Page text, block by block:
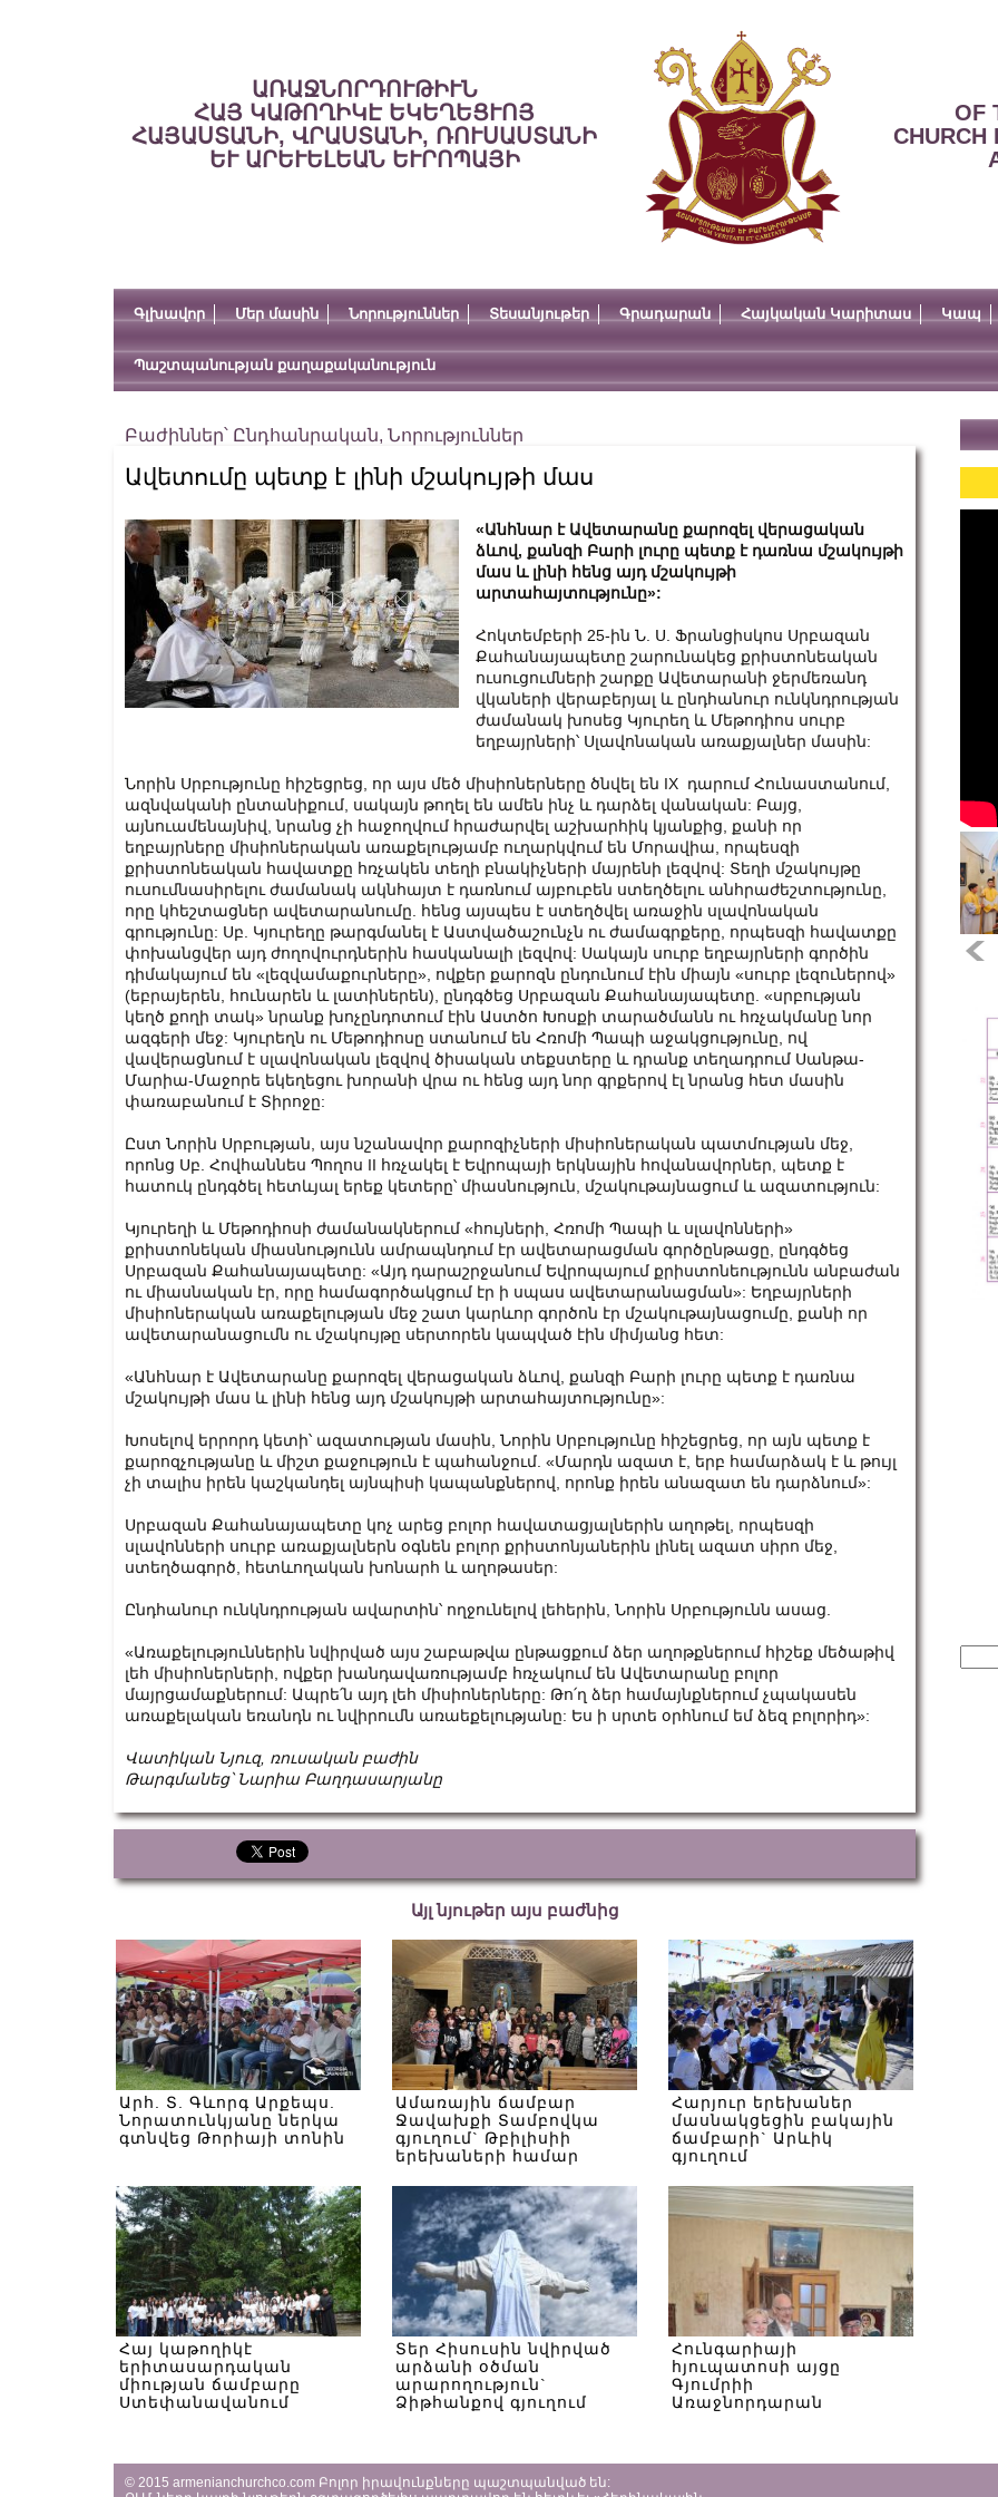
ԱՌԱՋՆՈՐԴՈՒԹԻՒՆ
ՀԱՅ ԿԱԹՈՂԻԿԷ ԵԿԵՂԵՑՒՈՅ
ՀԱՅԱՍՏԱՆԻ, ՎՐԱՍՏԱՆԻ, ՌՈՒՍԱՍՏԱՆԻ
ԵՒ ԱՐԵՒԵԼԵԱՆ ԵՒՐՈՊԱՅԻ
OF
CHURCH
Գլխավոր Մեր մասին Նորություններ Տեսանյութեր Գրադարան Հայկական Կարիտաս Կապ
Պաշտպանության քաղաքականություն
Բաժիններ՝ Ընդհանրական, Նորություններ
Ավետումը պետք է լինի մշակույթի մաս
«Անհնար է Ավետարանը քարոզել վերացական
ձևով, քանզի Բարի լուրը պետք է դառնա մշակույթի
մաս և լինի հենց այդ մշակույթի
արտահայտությունը»:
Հոկտեմբերի 25-ին Ն. Ս. Ֆրանցիսկոս Սրբազան
Քահանայապետը շարունակեց քրիստոնեական
ուսուցումների շարքը Ավետարանի ջերմեռանդ
վկաների վերաբերյալ և ընդհանուր ունկնդրության
ժամանակ խոսեց Կյուրեղ և Մեթոդիոս սուրբ
եղբայրների՝ Սլավոնական առաքյալներ մասին:
Նորին Սրբությունը հիշեցրեց, որ այս մեծ միսիոներները ծնվել են IX դարում Հունաստանում,
ազնվականի ընտանիքում, սակայն թողել են ամեն ինչ և դարձել վանական: Բայց,
այնուամենայնիվ, նրանց չի հաջողվում հրաժարվել աշխարհիկ կյանքից, քանի որ
եղբայրները միսիոներական առաքելությամբ ուղարկվում են Մորավիա, որպեսզի
քրիստոնեական հավատքը հռչակեն տեղի բնակիչների մայրենի լեզվով: Տեղի մշակույթը
ուսումնասիրելու ժամանակ ակնհայտ է դառնում այբուբեն ստեղծելու անհրաժեշտությունը,
որը կհեշտացներ ավետարանումը. հենց այսպես է ստեղծվել առաջին սլավոնական
գրությունը: Սբ. Կյուրեղը թարգմանել է Աստվածաշունչն ու ժամագրքերը, որպեսզի հավատքը
փոխանցվեր այդ ժողովուրդներին հասկանալի լեզվով: Սակայն սուրբ եղբայրների գործին
դիմակայում են «լեզվամաքուրները», ովքեր քարոզն ընդունում էին միայն «սուրբ լեզուներով»
(եբրայերեն, հունարեն և լատիներեն), ընդգծեց Սրբազան Քահանայապետը. «սրբության
կեղծ քողի տակ» նրանք խոչընդոտում էին Աստծո Խոսքի տարածմանն ու հռչակմանը նոր
ազգերի մեջ: Կյուրեղն ու Մեթոդիոսը ստանում են Հռոմի Պապի աջակցությունը, ով
վավերացնում է սլավոնական լեզվով ծիսական տեքստերը և դրանք տեղադրում Սանթա-
Մարիա-Մաջորե եկեղեցու խորանի վրա ու հենց այդ նոր գրքերով էլ նրանց հետ մասին
փառաբանում է Տիրոջը:
Ըստ Նորին Սրբության, այս նշանավոր քարոզիչների միսիոներական պատմության մեջ,
որոնց Սբ. Հովհաննես Պողոս II հռչակել է Եվրոպայի երկնային հովանավորներ, պետք է
հատուկ ընդգծել հետևյալ երեք կետերը՝ միասնություն, մշակութայնացում և ազատություն:
Կյուրեղի և Մեթոդիոսի ժամանակներում «հույների, Հռոմի Պապի և սլավոնների»
քրիստոնեկան միասնությունն ամրապնդում էր ավետարացման գործընթացը, ընդգծեց
Սրբազան Քահանայապետը: «Այդ դարաշրջանում Եվրոպայում քրիստոնեությունն անբաժան
ու միասնական էր, որը համագործակցում էր ի սպաս ավետարանացման»: Եղբայրների
միսիոներական առաքելության մեջ շատ կարևոր գործոն էր մշակութայնացումը, քանի որ
ավետարանացումն ու մշակույթը սերտորեն կապված էին միմյանց հետ:
«Անհնար է Ավետարանը քարոզել վերացական ձևով, քանզի Բարի լուրը պետք է դառնա
մշակույթի մաս և լինի հենց այդ մշակույթի արտահայտությունը»:
Խոսելով երրորդ կետի՝ ազատության մասին, Նորին Սրբությունը հիշեցրեց, որ այն պետք է
քարոզչությանը և միշտ քաջություն է պահանջում. «Մարդն ազատ է, երբ համարձակ է և թույլ
չի տալիս իրեն կաշկանդել այնպիսի կապանքներով, որոնք իրեն անազատ են դարձնում»:
Սրբազան Քահանայապետը կոչ արեց բոլոր հավատացյալներին աղոթել, որպեսզի
սլավոնների սուրբ առաքյալներն օգնեն բոլոր քրիստոնյաներին լինել ազատ սիրո մեջ,
ստեղծագործ, հետևողական խոնարհ և աղոթասեր:
Ընդհանուր ունկնդրության ավարտին՝ ողջունելով լեհերին, Նորին Սրբությունն ասաց.
«Առաքելություններին նվիրված այս շաբաթվա ընթացքում ձեր աղոթքներում հիշեք մեծաթիվ
լեհ միսիոներների, ովքեր խանդավառությամբ հռչակում են Ավետարանը բոլոր
մայրցամաքներում: Ապրե՛ն այդ լեհ միսիոներները: Թո՛ղ ձեր համայնքներում չպակասեն
առաքելական եռանդն ու նվիրումն առաեքելությանը: Ես ի սրտե օրհնում եմ ձեզ բոլորիդ»:
Վատիկան Նյուզ, ռուսական բաժին
Թարգմանեց՝ Նարիա Բաղդասարյանը
Այլ նյութեր այս բաժնից
Արհ. Տ. Գևորգ Արքեպս.
Նորատունկյանը ներկա
գտնվեց Թորիայի տոնին
Ամառային ճամբար
Ջավախքի Տամբովկա
գյուղում` Թբիլիսիի
երեխաների համար
Հարյուր երեխաներ
մասնակցեցին բակային
ճամբարի` Արևիկ
գյուղում
Հայ կաթողիկէ
երիտասարդական
միության ճամբարը
Ստեփանավանում
Տեր Հիսուսին նվիրված
արձանի օծման
արարողություն`
Ձիթհանքով գյուղում
Հունգարիայի
հյուպատոսի այցը
Գյումրիի
Առաջնորդարան
for:
© 2015 armenianchurchco.com Բոլոր իրավունքները պաշտպանված են: